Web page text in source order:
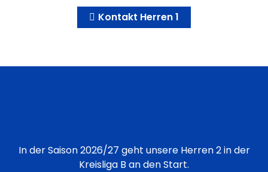
Kontakt Herren 1
In der Saison 2026/27 geht unsere Herren 2 in der
Kreisliga B an den Start.